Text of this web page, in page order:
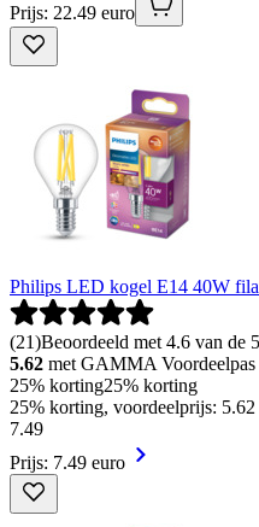
Prijs: 22.49 euro
Philips LED kogel E14 40W
(21)Beoordeeld met 4.6 van de
5.62 met GAMMA Voordeelpas
25% korting25% korting
25% korting, voordeelprijs:
7.49
Prijs: 7.49 euro